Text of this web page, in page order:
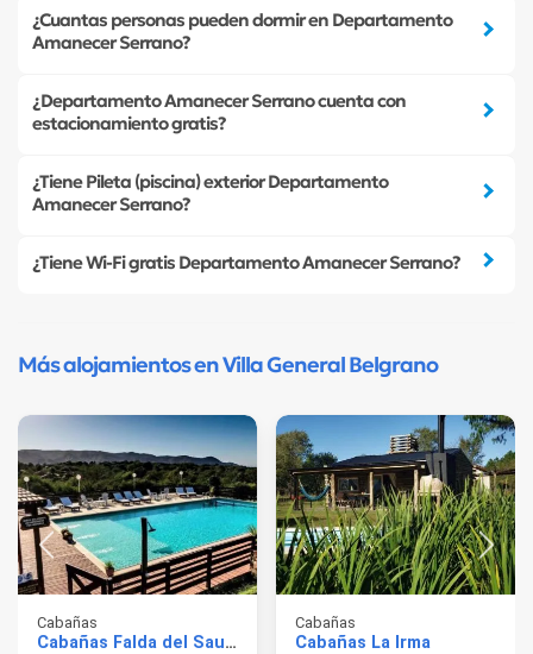
¿Cuantas personas pueden dormir en Departamento
Amanecer Serrano?
¿Departamento Amanecer Serrano cuenta con
estacionamiento gratis?
¿Tiene Pileta (piscina) exterior Departamento
Amanecer Serrano?
¿Tiene Wi-Fi gratis Departamento Amanecer Serrano?
Más alojamientos en Villa General Belgrano
Cabañas
Cabañas Falda del Sauce
Cabañas
Cabañas La Irma